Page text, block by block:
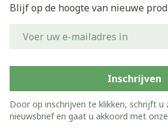
Blijf op de hoogte van nieuwe
Inschrijven
Door op inschrijven te klikken, schrijft u
nieuwsbrief en gaat u akkoord met onze